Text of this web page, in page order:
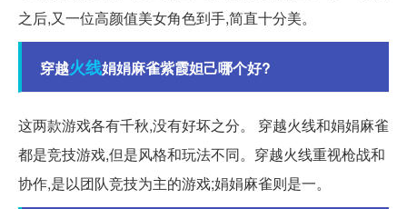
之后,又一位高颜值美女角色到手,简直十分美。
穿越火线娟娟麻雀紫霞妲己哪个好?
这两款游戏各有千秋,没有好坏之分。 穿越火线和娟娟麻雀
都是竞技游戏,但是风格和玩法不同。穿越火线重视枪战和
协作,是以团队竞技为主的游戏;娟娟麻雀则是一。